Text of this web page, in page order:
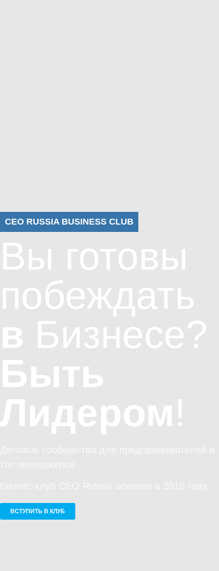
CEO RUSSIA BUSINESS CLUB
Вы готовы
побеждать
в Бизнесе?
Быть
Лидером!
ВСТУПИТЬ В КЛУБ